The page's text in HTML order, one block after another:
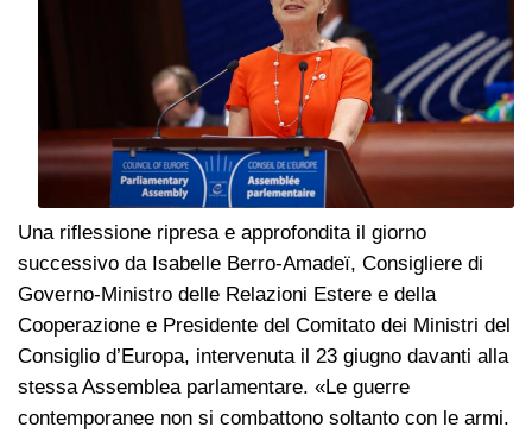
Una riflessione ripresa e approfondita il giorno
successivo da Isabelle Berro-Amadeï, Consigliere di
Governo-Ministro delle Relazioni Estere e della
Cooperazione e Presidente del Comitato dei Ministri del
Consiglio d’Europa, intervenuta il 23 giugno davanti alla
stessa Assemblea parlamentare. «Le guerre
contemporanee non si combattono soltanto con le armi.